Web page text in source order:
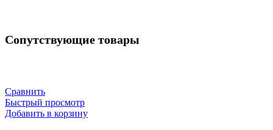
Сопутствующие товары
Сравнить
Быстрый просмотр
Добавить в корзину